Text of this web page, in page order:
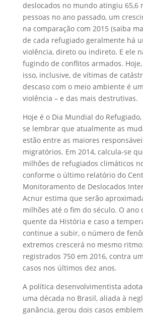
deslocados no mundo atingiu 65,6
pessoas no ano passado, um
na comparação com 2015 (saiba
de cada refugiado geralmente há
violência, direto ou indireto. E ele
fugindo de conflitos armados.
isso, inclusive, de vítimas de
descaso com o meio ambiente é
violência – e das mais destrutivas.
Hoje é o Dia Mundial do
se lembrar que atualmente as
estão entre as maiores
migratórios. Em 2014, calcula-se
milhões de refugiados climáticos
conforme o último relatório do
Monitoramento de Deslocados
Acnur estima que serão
milhões até o fim do século. O ano
quente da História e caso a
continue a subir, o número de
extremos crescerá no mesmo
registrados 750 em 2016, contra
casos nos últimos dez anos.
A política desenvolvimentista
uma década no Brasil, aliada à
ganância, gerou dois casos